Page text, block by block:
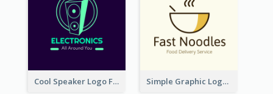
Cool Speaker Logo For Electronic Components Store Simple Graphic Logo Of Noodles